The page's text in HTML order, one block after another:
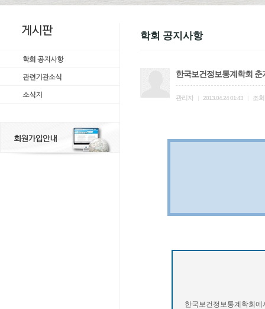
학회 공지사항
한국보건정보통계학회 춘
관리자 2013.04.24 01:43 조회
한국보건정보통계학회